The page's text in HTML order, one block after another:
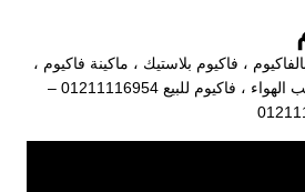
، فاكيوم بلاستيك ، ماكينة فاكيوم ،
ماكينة فاكيوم تغليف وسحب الهواء ، فاكيوم للبيع 01211116954 –